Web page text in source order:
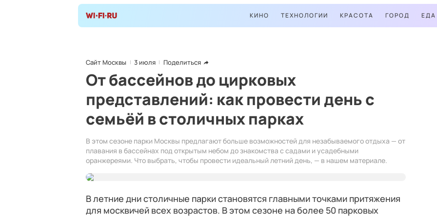
КИНО ТЕХНОЛОГИИ КРАСОТА ГОРОД ЕДА
Сайт Москвы 3 июля Поделиться
От бассейнов до цирковых
представлений: как провести день с
семьёй в столичных парках
В этом сезоне парки Москвы предлагают больше возможностей для незабываемого отдыха — от
плавания в бассейнах под открытым небом до знакомства с садами и усадебными
оранжереями. Что выбрать, чтобы провести идеальный летний день, — в нашем материале.
В летние дни столичные парки становятся главными точками притяжения
для москвичей всех возрастов. В этом сезоне на более 50 парковых